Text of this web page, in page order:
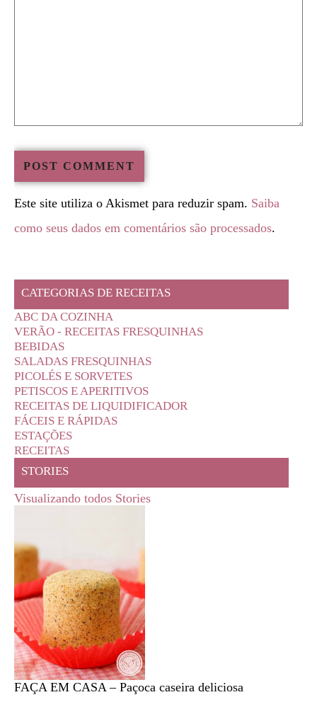
Este site utiliza o Akismet para reduzir spam. Saiba
como seus dados em comentários são processados.
CATEGORIAS DE RECEITAS
ABC DA COZINHA
VERÃO - RECEITAS FRESQUINHAS
BEBIDAS
SALADAS FRESQUINHAS
PICOLÉS E SORVETES
PETISCOS E APERITIVOS
RECEITAS DE LIQUIDIFICADOR
FÁCEIS E RÁPIDAS
ESTAÇÕES
RECEITAS
STORIES
Visualizando todos Stories
FAÇA EM CASA – Paçoca caseira deliciosa